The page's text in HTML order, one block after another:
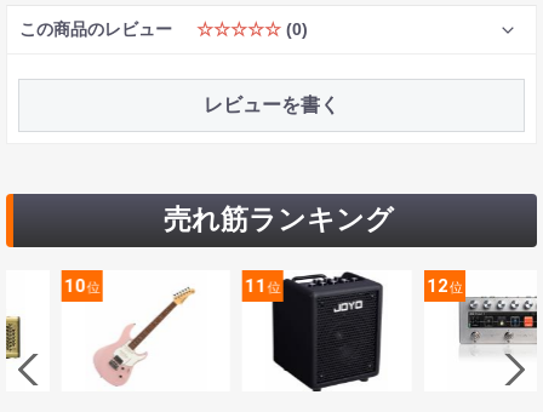
この商品のレビュー ☆☆☆☆☆ (0)
レビューを書く
売れ筋ランキング
12